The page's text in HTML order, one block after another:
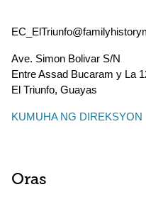
Ave. Simon Bolivar S/N
Entre Assad Bucaram y La
El Triunfo, Guayas
KUMUHA NG DIREKSYON
Oras